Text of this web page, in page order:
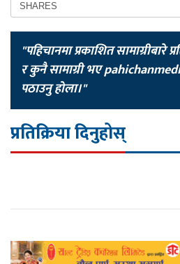
SHARES
"पहिचानमा प्रकाशित सामाग्रीबारे
र कुनै सामाग्री भए
पठाउनु होला।"
प्रतिक्रिया दिनुहोस्